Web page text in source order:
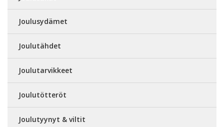
Joulusydämet
Joulutähdet
Joulutarvikkeet
Joulutötteröt
Joulutyynyt & viltit